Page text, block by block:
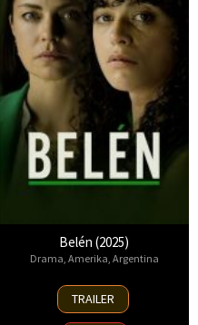
Belén (2025)
Drama Amerika Argentina
18
Sep
TRAILER